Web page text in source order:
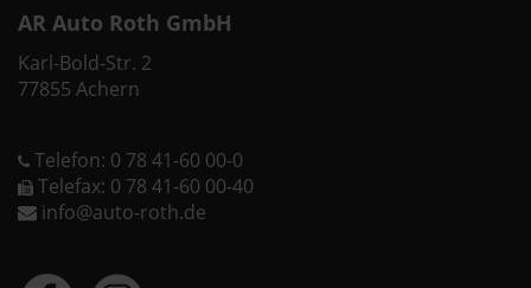
AR Auto Roth GmbH
Karl-Bold-Str. 2
77855 Achern
Telefon: 0 78 41-60 00-0
Telefax: 0 78 41-60 00-40
info@auto-roth.de